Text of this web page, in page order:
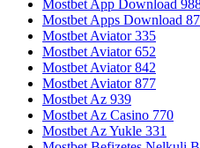
Mostbet App Download
Mostbet Apps Download
Mostbet Aviator 335
Mostbet Aviator 652
Mostbet Aviator 842
Mostbet Aviator 877
Mostbet Az 939
Mostbet Az Casino 770
Mostbet Az Yukle 331